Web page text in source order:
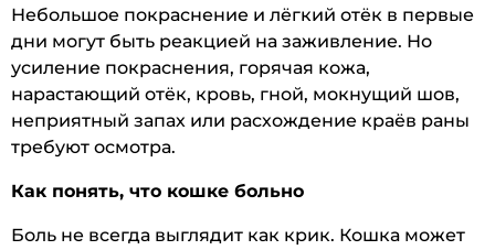
Небольшое покраснение и лёгкий отёк в первые
дни могут быть реакцией на заживление. Но
усиление покраснения, горячая кожа,
нарастающий отёк, кровь, гной, мокнущий шов,
неприятный запах или расхождение краёв раны
требуют осмотра.
Как понять, что кошке больно
Боль не всегда выглядит как крик. Кошка может